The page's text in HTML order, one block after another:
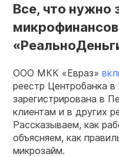
Все, что нужно
ООО МКК «Евраз»
реестр Центробанка
зарегистрирована в
клиентам и в других
Рассказываем, как
объясняем, как
микрозайм.